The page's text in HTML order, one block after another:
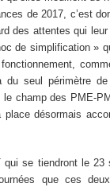
de 2017, c’est
des attentes qui
de simplification »
du seul périmètre
champ des PME-
désormais
qui se tiendront le
que ces